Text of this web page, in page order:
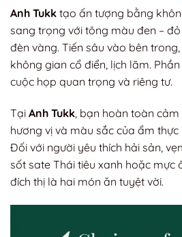
Anh Tukk tạo ấn tượng bằng
sang trọng với tông màu đen –
đèn vàng. Tiến sâu vào bên
không gian cổ điển, lịch lãm.
cuộc họp quan trọng và riêng tư.
Tại Anh Tukk , bạn hoàn toàn
hương vị và màu sắc của ẩm
Đối với người yêu thích hải sản,
sốt sate Thái tiêu xanh hoặc mực
đích thị là hai món ăn tuyệt vời.